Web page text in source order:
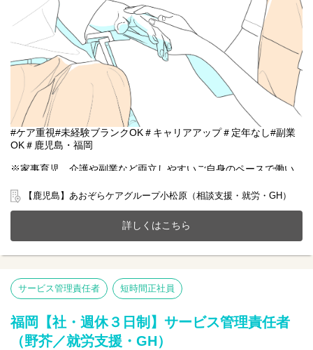
#ケア重視#未経験ブランクOK＃キャリアアップ＃定年なし#副業
OK＃鹿児島・福岡
※家事育児、介護や副業など両立しやすいご自身のペースで働い
鹿児島市小松原にある就労継続支援、相談支援、共同生活援助(GH
20～70代まで幅広い年齢層の方が活躍中です。
今までのご経験やスキルを当社で発揮して頂ける方を募集してい
ます。
【仕事内容】サービス管理責任者業務全般
●個別支援計画書の作成
●生活支援、相談業務
●医療機関や行政など関係機関との連携
●スタッフの育成 等
【鹿児島】あおぞらケアグループ小松原（相談支援・就労・GH）
詳しくはこちら
サービス管理責任者 短時間正社員
福岡【社・週休３日制】サービス管理責任者
（野芥／就労支援・GH）